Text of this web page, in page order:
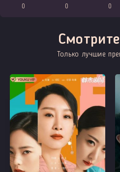
0 0 0
Только лучшие